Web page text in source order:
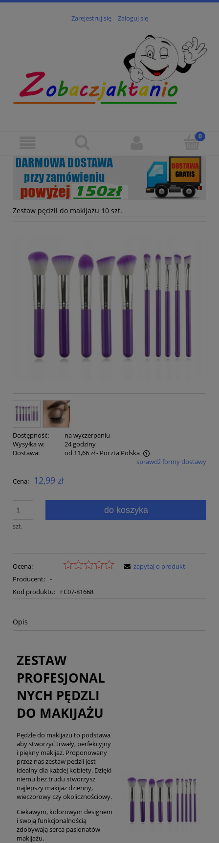
Zarejestruj się Zaloguj się
Zestaw pędzli do makijażu 10 szt.
Dostępność:
na wyczerpaniu
Wysyłka w:
24 godziny
Dostawa:
od 11,66 zł- Poczta Polska
Cena nie zawiera ewentualnych kosztów płatnościsprawdź formy dostawy
Cena: 12,99 zł
szt.
do koszyka
Ocena:
Producent: -
Kod produktu:
FC07-81668
zapytaj o produkt
Opis
ZESTAW
PROFESJONAL
NYCH PĘDZLI
DO MAKIJAŻU
Pędzle do makijażu to podstawa
aby stworzyć trwały, perfekcyjny
i piękny makijaż. Proponowany
przez nas zestaw pędzli jest
idealny dla każdej kobiety. Dzięki
niemu bez trudu stworzysz
najlepszy makijaż dzienny,
wieczorowy czy okolicznościowy.
Ciekawym, kolorowym designem
i swoją funkcjonalnością
zdobywają serca pasjonatów
makijażu.